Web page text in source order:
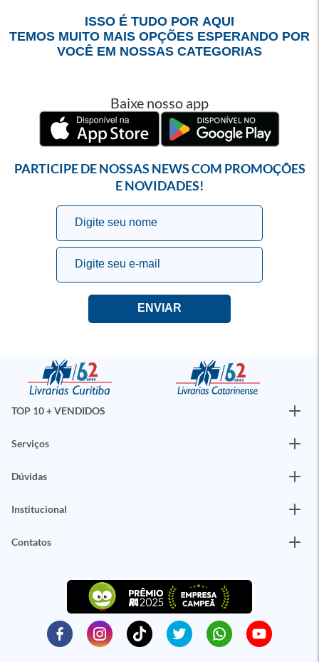
ISSO É TUDO POR AQUI
TEMOS MUITO MAIS OPÇÕES ESPERANDO POR
VOCÊ EM NOSSAS CATEGORIAS
Baixe nosso app
PARTICIPE DE NOSSAS NEWS COM PROMOÇÕES
E NOVIDADES!
TOP 10 + VENDIDOS
Serviços
Dúvidas
Institucional
Contatos